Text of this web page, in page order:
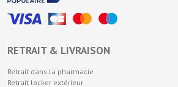
RETRAIT & LIVRAISON
Retrait dans la pharmacie
Retrait locker extérieur